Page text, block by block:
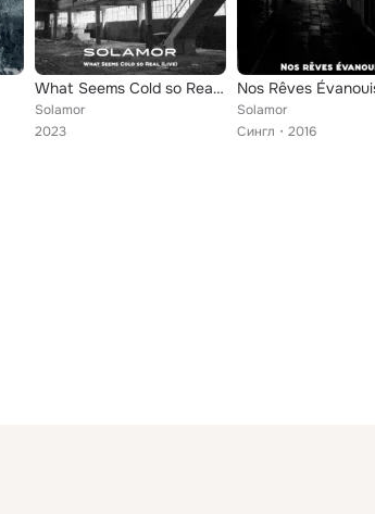
What Seems Cold so Real (Live)
Solamor
2023
Nos Rêves
Solamor
Сингл
2016